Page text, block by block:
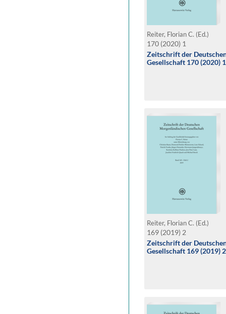
Reiter, Florian C. (Ed.)
170 (2020) 1
Zeitschrift der
Gesellschaft 170 (2020) 1
Reiter, Florian C. (Ed.)
169 (2019) 2
Zeitschrift der
Gesellschaft 169 (2019) 2